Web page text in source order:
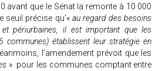
avant que le Sénat la remonte à 10 000
seuil précise qu’« au regard des besoins
périurbaines, il est important que les
établissent leur stratégie en
l’amendement prévoit que les
» pour les communes comptant entre